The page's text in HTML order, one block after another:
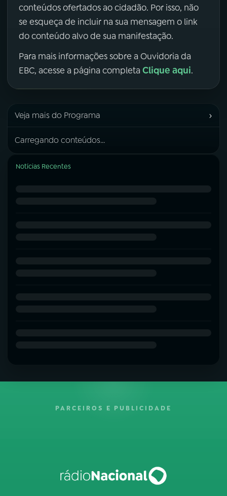
conteúdos ofertados ao cidadão. Por isso, não
se esqueça de incluir na sua mensagem o link
do conteúdo alvo de sua manifestação.
Para mais informações sobre a Ouvidoria da
EBC, acesse a página completa Clique aqui.
Veja mais do Programa ›
Carregando conteúdos...
Notícias Recentes
PARCEIROS E PUBLICIDADE